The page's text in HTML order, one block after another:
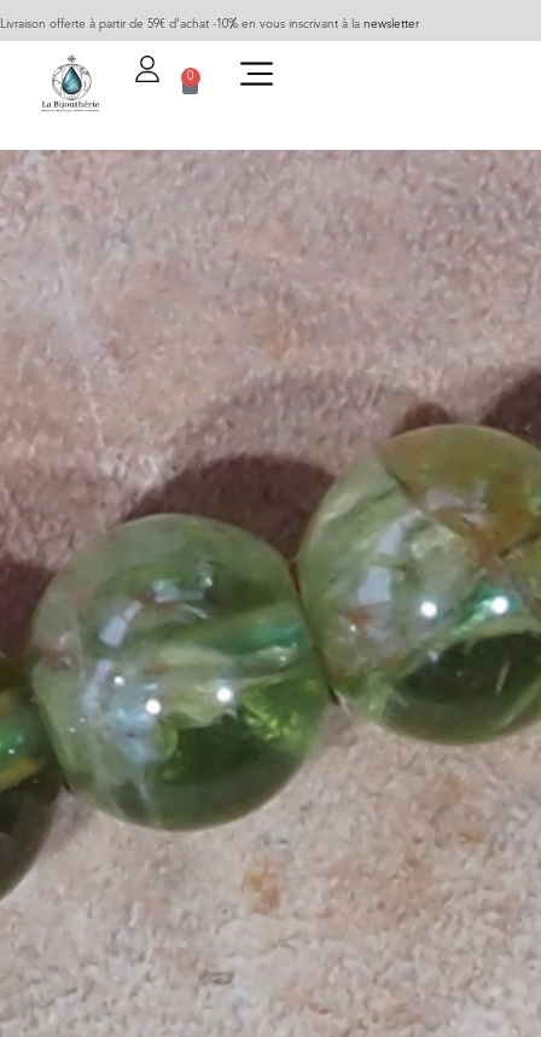
Livraison offerte à partir de 59€ d’achat -10% en vous inscrivant à la newsletter
0